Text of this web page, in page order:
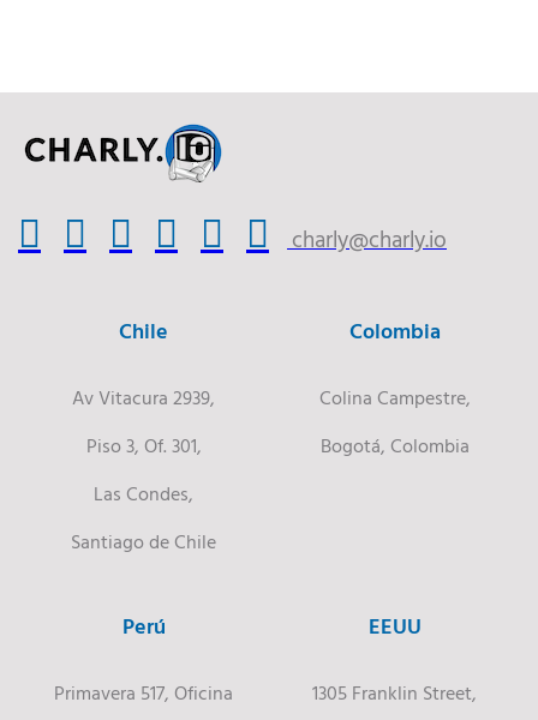
charly@charly.io
Chile
Av Vitacura 2939,
Piso 3, Of. 301,
Las Condes,
Santiago de Chile
Colombia
Colina Campestre,
Bogotá, Colombia
Perú
Primavera 517, Oficina
EEUU
1305 Franklin Street,